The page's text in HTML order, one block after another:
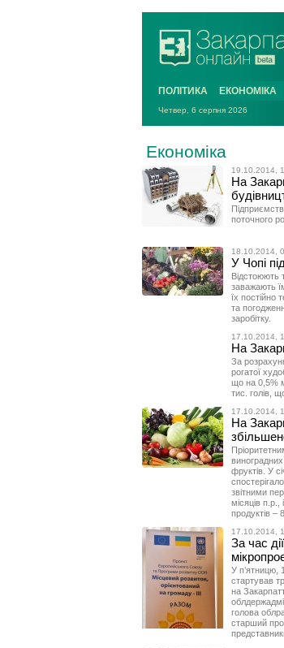
ПОЛІТИКА ЕКОНОМІКА
Четвер, 6 серпня 2026
Економіка
19.10.2014,
На
поточного
18.10.2014,
У Чопі
Відстоюють
заважають
їх постійно
та
заробітку.
17.10.2014,
На
За
рогатої
що на 0,5%
тис. голів,
17.10.2014,
На
фруктів. У
звітними
місяців п.р.,
продуктів –
17.10.2014,
За час
У п’ятницю,
стартував
на
голова
старший